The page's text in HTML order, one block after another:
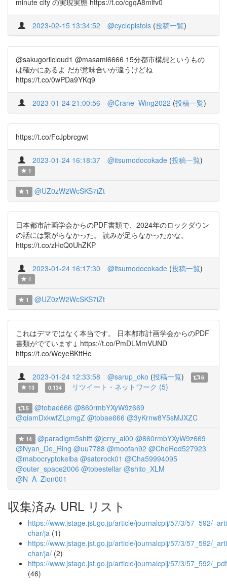
minute city の実現実態 https://t.co/cgqA8mifv0
2023-02-15 13:34:52 @cyclepistols (投稿一覧)
@sakugoriicloud1 @masami6666 15分都市構想というもの
は確かにあるよ だが意味合いが違うけどね
https://t.co/0wPDa9YKq9
2023-01-24 21:00:56 @Crane_Wing2022 (投稿一覧)
https://t.co/FcJpbrcgwt
2023-01-24 16:18:37 @itsumodocokade (投稿一覧)
1
1 @UZ0zW2WcSKS7iZt
日本都市計画学会からのPDF書類で、2024年のロックダウン
の話には繋がらなかった。 読みが足らなかったかな。
https://t.co/zHcQ0UhZKP
2023-01-24 16:17:30 @itsumodocokade (投稿一覧)
1
1 @UZ0zW2WcSKS7iZt
これはデマではなく本当です。 日本都市計画学会からのPDF
書類がでています↓ https://t.co/PmDLMmVUND
https://t.co/WeyeBKttHc
2023-01-24 12:33:58 @sarup_oko (投稿一覧)
6
13
0.134 リツイート・ネットワーク (5)
5 @tobae666 @860rmbYXyW9z669
@qiamDxkwfZLpmgZ @tobae666 @3yKrnw8Y5sMJXZC
14 @paradigm5shift @jerry_ai00 @860rmbYXyW9z669
@Nyan_De_Ring @uu7788 @moofan92 @CheRed527923
@mabocryptokeiba @satorock01 @Cha59994095
@outer_space2006 @tobestellar @shito_XLM
@N_A_Zion001
収集済み URL リスト
https://www.jstage.jst.go.jp/article/journalcpij/57/3/57_592/
char/ja (1)
https://www.jstage.jst.go.jp/article/journalcpij/57/3/57_592/
char/ja/ (2)
https://www.jstage.jst.go.jp/article/journalcpij/57/3/57_592/_pdf
(46)